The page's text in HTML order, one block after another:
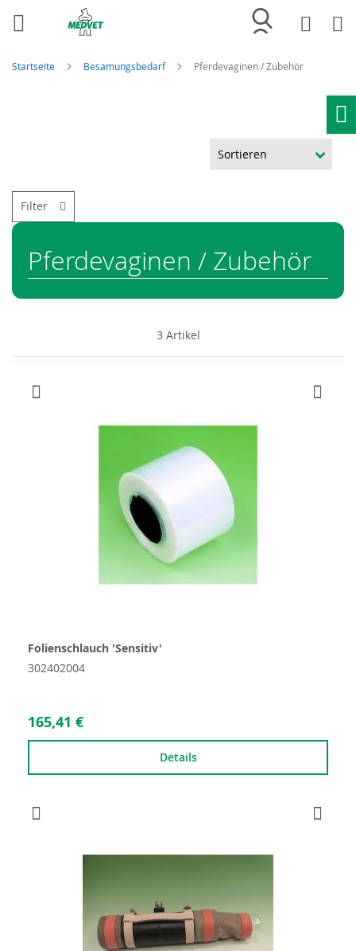
Merkliste
Startseite Besamungsbedarf Pferdevaginen / Zubehör
Pferdevaginen / Zubehör
3 Artikel
Folienschlauch 'Sensitiv'
302402004
165,41 €
Details
Filter